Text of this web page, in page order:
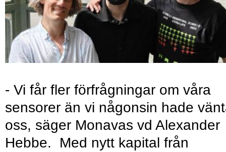
- Vi får fler förfrågningar om våra
sensorer än vi någonsin hade
oss, säger Monavas vd Alexander
Hebbe. Med nytt kapital från